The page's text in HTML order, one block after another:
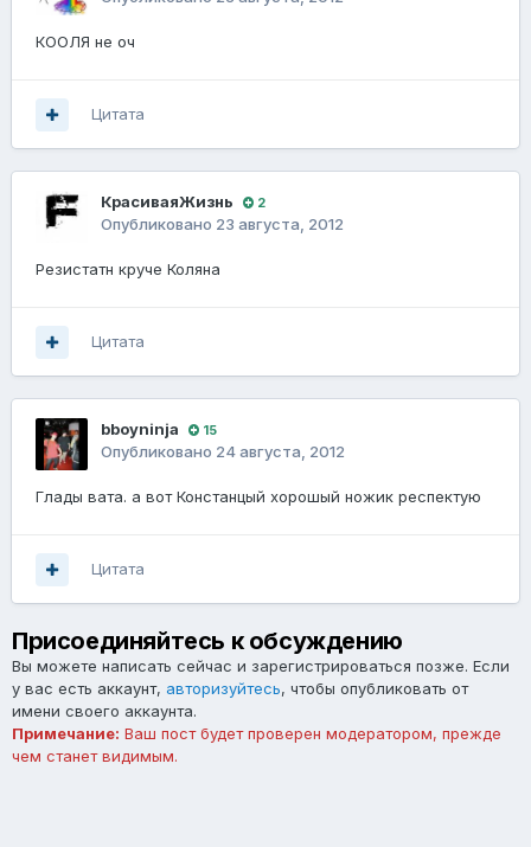
КООЛЯ не оч
Цитата
КрасиваяЖизнь 2
Опубликовано 23 августа, 2012
Резистатн круче Коляна
Цитата
bboyninja 15
Опубликовано 24 августа, 2012
Глады вата. а вот Констанцый хорошый ножик респектую
Цитата
Присоединяйтесь к обсуждению
Вы можете написать сейчас и зарегистрироваться позже. Если
у вас есть аккаунт, авторизуйтесь, чтобы опубликовать от
имени своего аккаунта.
Примечание: Ваш пост будет проверен модератором, прежде
чем станет видимым.